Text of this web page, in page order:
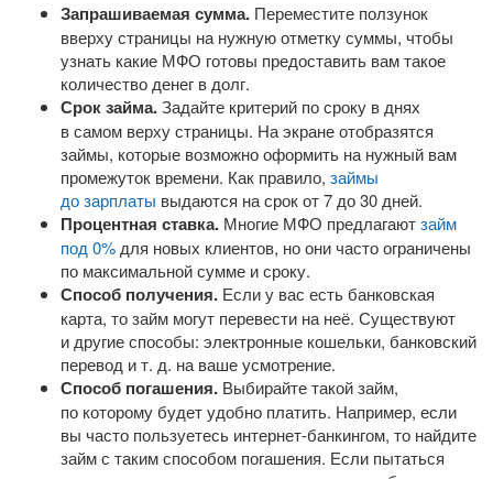
Запрашиваемая сумма. Переместите ползунок
вверху страницы на нужную отметку суммы, чтобы
узнать какие МФО готовы предоставить вам такое
количество денег в долг.
Срок займа.Задайте критерий по сроку в днях
в самом верху страницы. На экране отобразятся
займы, которые возможно оформить на нужный вам
промежуток времени. Как правило, займы
до зарплаты выдаются на срок от 7 до 30 дней.
Процентная ставка. Многие МФО предлагаютзайм
под 0% для новых клиентов, но они часто ограничены
по максимальной сумме и сроку.
Способ получения. Если у вас есть банковская
карта, то займ могут перевести на неё. Существуют
и другие способы: электронные кошельки, банковский
перевод и т. д. на ваше усмотрение.
Способ погашения. Выбирайте такой займ,
по которому будет удобно платить. Например, если
вы часто пользуетесь интернет-банкингом, то найдите
займ с таким способом погашения. Если пытаться